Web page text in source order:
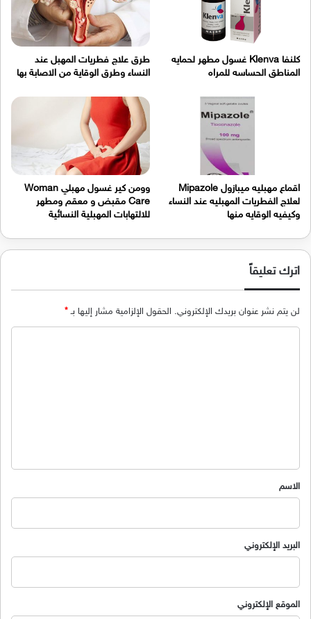
كلنفا Klenva غسول مطهر لحمايه
المناطق الحساسه للمراه
طرق علاج فطريات المهبل عند
النساء وطرق الوقاية من الاصابة بها
اقماع مهبليه ميبازول Mipazole
لعلاج الفطريات المهبليه عند النساء
وكيفيه الوقايه منها
وومن كير غسول مهبلي Woman
Care مقبض و معقم ومطهر
للالتهابات المهبلية النسائية
اترك تعليقاً
لن يتم نشر عنوان بريدك الإلكتروني. الحقول الإلزامية مشار إليها بـ*
*
الاسم
البريد الإلكتروني
الموقع الإلكتروني